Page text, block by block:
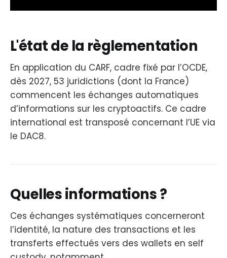
L'état de la règlementation
En application du CARF, cadre fixé par l’OCDE,
dès 2027, 53 juridictions (dont la France)
commencent les échanges automatiques
d’informations sur les cryptoactifs. Ce cadre
international est transposé concernant l’UE via
le DAC8.
Quelles informations ?
Ces échanges systématiques concerneront
l’identité, la nature des transactions et les
transferts effectués vers des wallets en self